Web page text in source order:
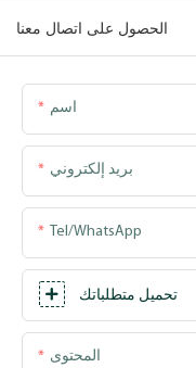
الحصول على اتصال معنا
اسم
بريد إلكتروني
Tel/WhatsApp
تحميل متطلباتك
المحتوى